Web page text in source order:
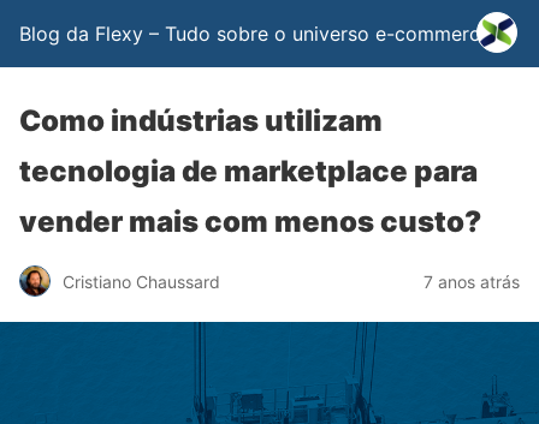
Blog da Flexy – Tudo sobre o universo e-commerce
Como indústrias utilizam
tecnologia de marketplace para
vender mais com menos custo?
Cristiano Chaussard 7 anos atrás